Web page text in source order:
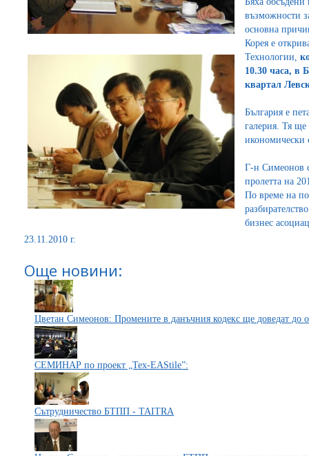
възможности
основна
Корея е
Технологии,
10.30 часа, в
квартал
България е
галерия. Тя ще
икономически
Г-н Симеонов
пролетта на
По време на
бизнес
23.11.2010 г.
Още новини:
Цветан Симеонов: Промените в данъчния кодекс ще доведат до
СЕМИНАР по проект „Tex-EAStile”:
Сътрудничество БТПП - TAITRA